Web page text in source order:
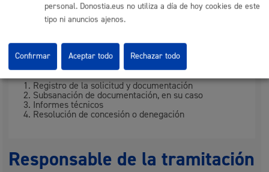
Plazo legal:No procede
Pasos del procedimiento
Registro de la solicitud y documentación
Subsanación de documentación, en su caso
Informes técnicos
Resolución de concesión o denegación
Responsable de la tramitación
personal. Donostia.eus no utiliza a día de hoy cookies de este
tipo ni anuncios ajenos.
Rechazar todo
Confirmar Aceptar todo